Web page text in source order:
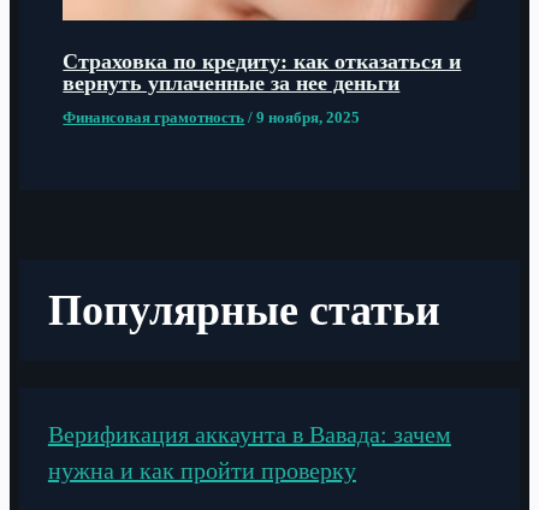
Страховка по кредиту: как отказаться и
вернуть уплаченные за нее деньги
Финансовая грамотность /9 ноября, 2025
Популярные статьи
Верификация аккаунта в Вавада: зачем
нужна и как пройти проверку